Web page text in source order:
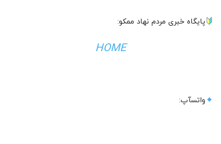
پایگاه خبری مردم نهاد ممکو:
HOME
واتسآپ: